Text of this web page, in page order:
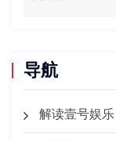
导航
解读壹号娱乐